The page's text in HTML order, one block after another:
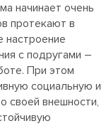
начинает очень
протекают в
настроение
с подругами –
При этом
социальную и
своей внешности,